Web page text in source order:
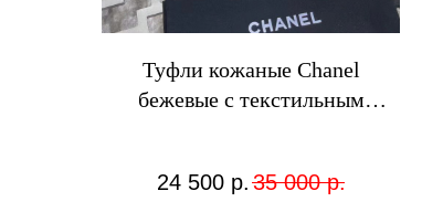
Туфли кожаные Chanel
бежевые с текстильным
24 500 р. 35 000 р.